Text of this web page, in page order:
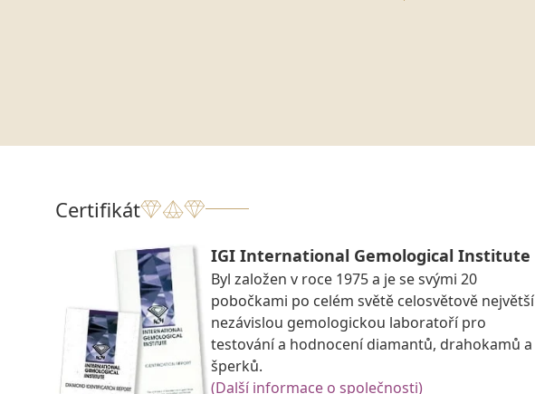
Certifikát
IGI International Gemological Institute
Byl založen v roce 1975 a je se svými 20
pobočkami po celém světě celosvětově největší
nezávislou gemologickou laboratoří pro
testování a hodnocení diamantů, drahokamů a
šperků.
(Další informace o společnosti)